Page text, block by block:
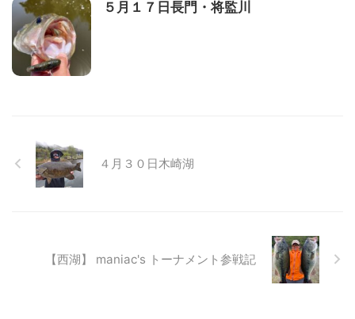
５月１７日長門・将監川
４月３０日木崎湖
【西湖】 maniac's トーナメント参戦記